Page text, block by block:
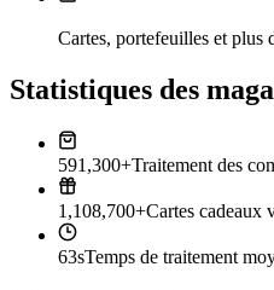
Cartes, portefeuilles et plus
Statistiques des
591,300+Traitement des
1,108,700+Cartes cadeaux
63sTemps de traitement